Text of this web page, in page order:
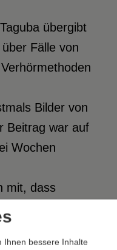
übergibt
Fälle von
Bilder von
Beitrag war auf
Wochen
mit, dass
Miller die
Ihnen bessere Inhalte